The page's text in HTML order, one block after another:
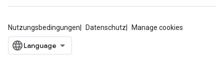
Nutzungsbedingungen Datenschutz Manage cookies